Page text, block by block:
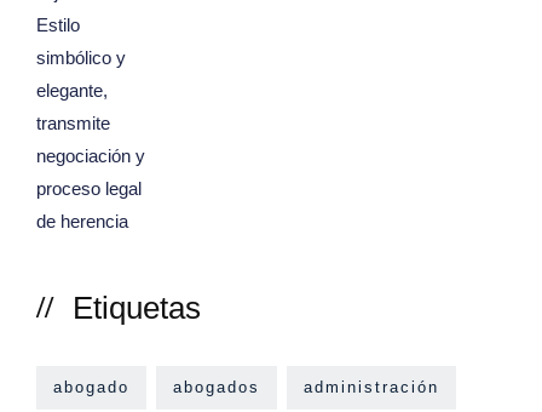
Etiquetas
abogado abogados administración